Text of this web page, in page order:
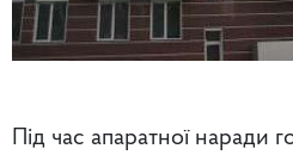
Під час апаратної наради